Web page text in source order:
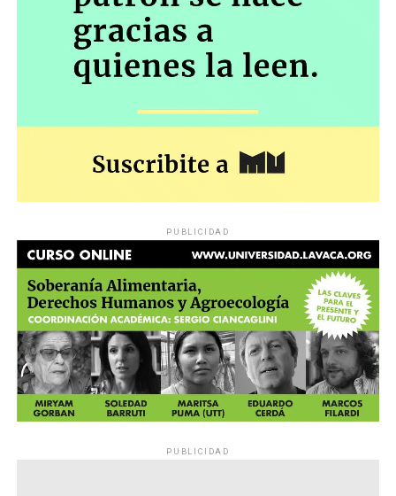
PUBLICIDAD
PUBLICIDAD